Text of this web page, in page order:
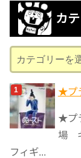
カ
ブ
カ
テ
ゴ
リ
ー
★プ
★プ
場
フィギ...